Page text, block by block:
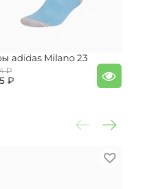
adidas Milano 23
₽
₽